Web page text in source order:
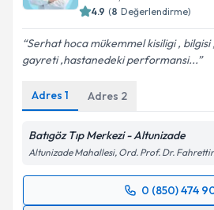
4.9 (8 Değerlendirme)
Serhat hoca mükemmel kisiligi , bilgisi
gayreti ,hastanedeki performansi...
Adres 1 Adres 2
Batıgöz Tıp Merkezi - Altunizade
Altunizade Mahallesi, Ord. Prof. Dr.
0 (850) 474
Randevu Takvimi Talebi